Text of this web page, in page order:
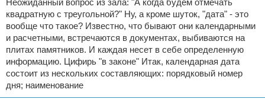
Неожиданный вопрос из зала: "А когда будем отмечать
квадратную с треугольной?" Ну, а кроме шуток, "дата" - это
вообще что такое? Известно, что бывают они календарными
и расчетными, встречаются в документах, выбиваются на
плитах памятников. И каждая несет в себе определенную
информацию. Цифирь "в законе" Итак, календарная дата
состоит из нескольких составляющих: порядковый номер
дня; наименование